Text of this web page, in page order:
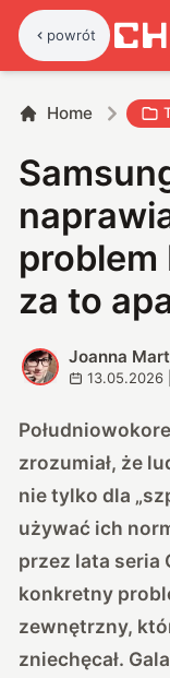
powrót
Home
problem
za to
J
Joanna
13.05.2026
zrozumiał, że
nie tylko dla
używać ich
przez lata seria
konkretny
zewnętrzny,
zniechęcał.